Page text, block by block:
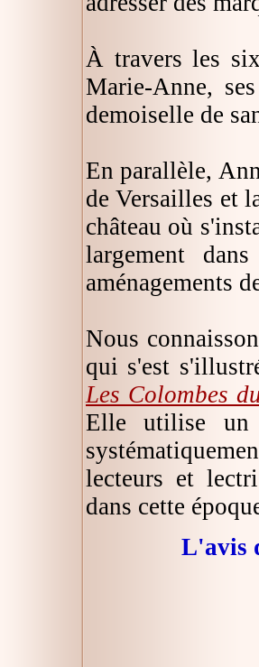
À travers les
Marie-Anne,
demoiselle de
En parallèle,
de Versailles et
château où
largement
aménagements
Nous
qui s'est
Les Colombes
Elle utilise un
lecteurs et
dans cette
L'avis